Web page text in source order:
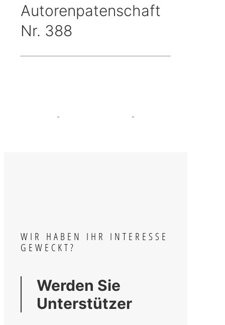
Autorenpatenschaft
Nr. 388
WIR HABEN IHR INTERESSE
GEWECKT?
Werden Sie
Unterstützer